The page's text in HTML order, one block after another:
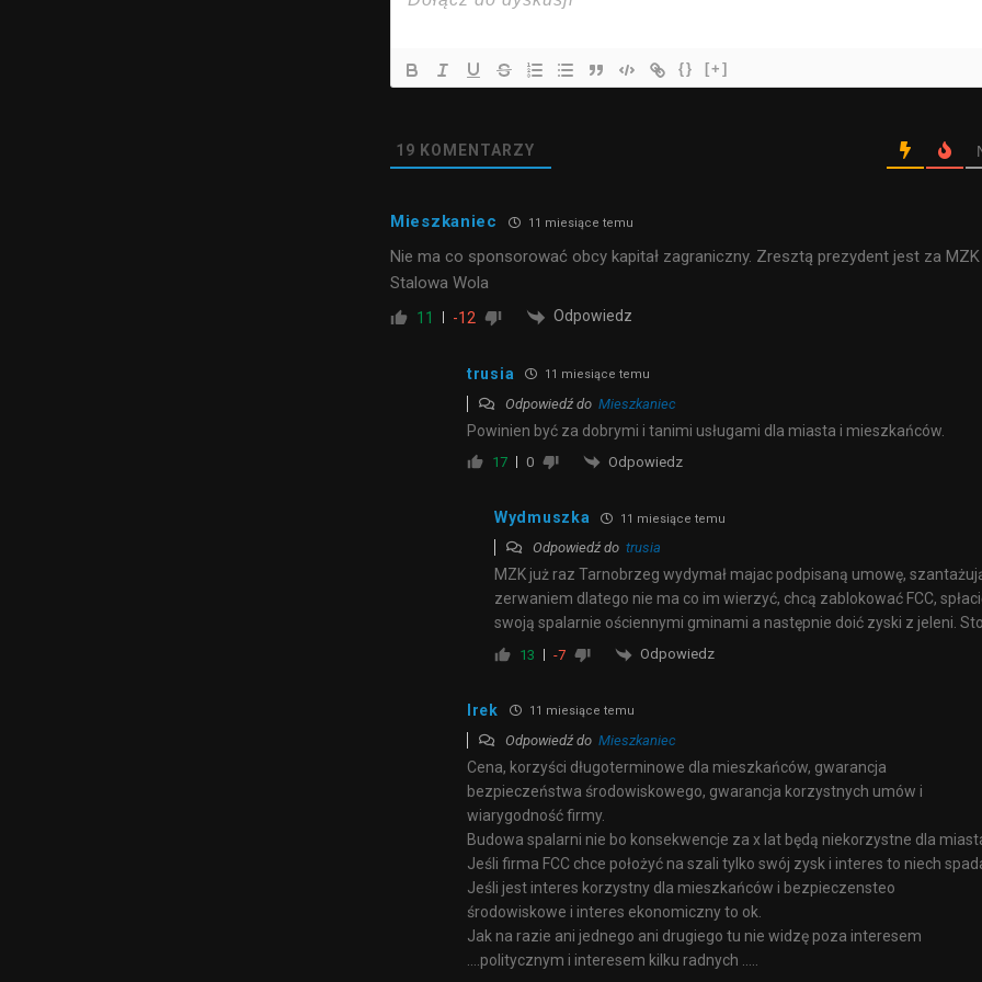
{} [+]
19 KOMENTARZY
Mieszkaniec 11 miesiące temu
Nie ma co sponsorować obcy kapitał zagraniczny. Zresztą prezydent jest za MZK
Stalowa Wola
11 -12 Odpowiedz
trusia 11 miesiące temu
Odpowiedź do Mieszkaniec
Powinien być za dobrymi i tanimi usługami dla miasta i mieszkańców.
17 0 Odpowiedz
Wydmuszka 11 miesiące temu
Odpowiedź do trusia
MZK już raz Tarnobrzeg wydymał majac podpisaną umowę,
zerwaniem dlatego nie ma co im wierzyć, chcą zablokować FCC,
swoją spalarnie ościennymi gminami a następnie doić zyski z jeleni.
13 -7 Odpowiedz
Irek 11 miesiące temu
Odpowiedź do Mieszkaniec
Cena, korzyści długoterminowe dla mieszkańców, gwarancja
bezpieczeństwa środowiskowego, gwarancja korzystnych umów i
wiarygodność firmy.
Budowa spalarni nie bo konsekwencje za x lat będą niekorzystne dla
Jeśli firma FCC chce położyć na szali tylko swój zysk i interes to niech
Jeśli jest interes korzystny dla mieszkańców i bezpieczensteo
środowiskowe i interes ekonomiczny to ok.
Jak na razie ani jednego ani drugiego tu nie widzę poza interesem
….politycznym i interesem kilku radnych …..